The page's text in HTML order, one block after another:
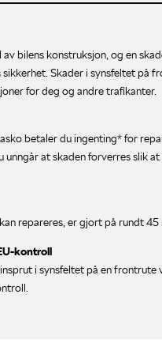
bilens konstruksjon, og en
Skader i synsfeltet på
for deg og andre trafikanter.
betaler du ingenting* for
unngår at skaden forverres slik
repareres, er gjort på rundt 45
kontroll
i synsfeltet på en frontrute